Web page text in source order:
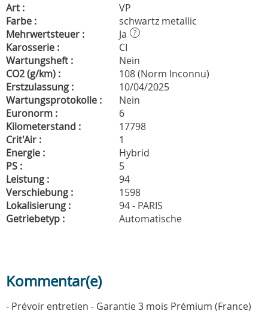
Art :
VP
Farbe :
schwartz metallic
Mehrwertsteuer :
Ja ?
Karosserie :
CI
Wartungsheft :
Nein
CO2 (g/km) :
108 (Norm Inconnu)
Erstzulassung :
10/04/2025
Wartungsprotokolle :
Nein
Euronorm :
6
Kilometerstand :
17798
Crit'Air :
1
Energie :
Hybrid
PS :
5
Leistung :
94
Verschiebung :
1598
Lokalisierung :
94 - PARIS
Getriebetyp :
Automatische
Kommentar(e)
- Prévoir entretien - Garantie 3 mois Prémium (France)